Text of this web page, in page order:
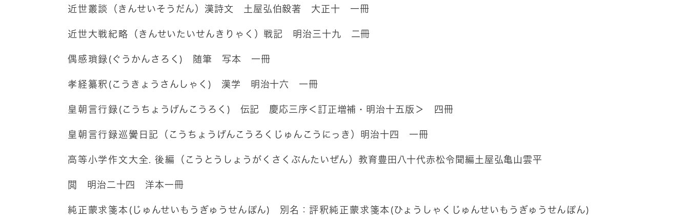
近世叢談 （きんせいそうだん）漢詩文 土屋弘伯毅著 大正十 一冊
近世大戦紀略 （きんせいたいせんきりゃく）戦記 明治三十九 二冊
偶感瑣録 (ぐうかんさろく) 随筆 写本 一冊
孝経纂釈 (こうきょうさんしゃく) 漢学 明治十六 一冊
皇朝言行録 (こうちょうげんこうろく) 伝記 慶応三序＜訂正増補・明治十五版＞ 四冊
皇朝言行録巡黌日記 （こうちょうげんこうろくじゅんこうにっき）明治十四 一冊
高等小学作文大全 .後編 （こうとうしょうがくさくぶんたいぜん）教育豊田八十代赤松令聞編土屋弘亀山雲平
閲 明治二十四 洋本一冊
純正蒙求箋本 (じゅんせいもうぎゅうせんぽん) 別名： 評釈純正蒙求箋本 (ひょうしゃくじゅんせいもうぎゅうせんぽん)